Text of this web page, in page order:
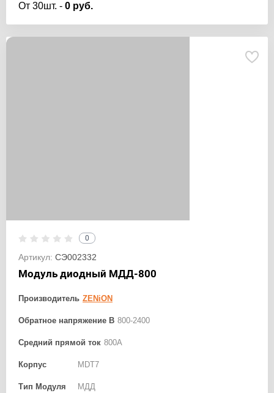
От 30шт. - 0 руб.
0
Артикул: СЭ002332
Модуль диодный МДД-800
Производитель ZENiON
Обратное напряжение В 800-2400
Средний прямой ток 800А
Корпус MDT7
Тип Модуля МДД